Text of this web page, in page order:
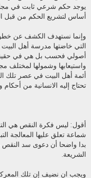
يوجد حكم شرعي ثابت في
أساس لتشريع الحكم من قبل
وإنما نستهدف الكشف عن
التي خاضتها مدرسة أهل
أصولي فحسب بل هي في
واستيعابها وشمولها لمختلف
أئمة أهل البيت في عصر تلك
تحتاج إليه الانسانية من
أقول: ليس فكرة النقص هي
شماعة تعلق عليها المعالجة
بدا واضحا أن دعوى سد النقص
الشريعة.
ويجب ان نضيف إن تلك